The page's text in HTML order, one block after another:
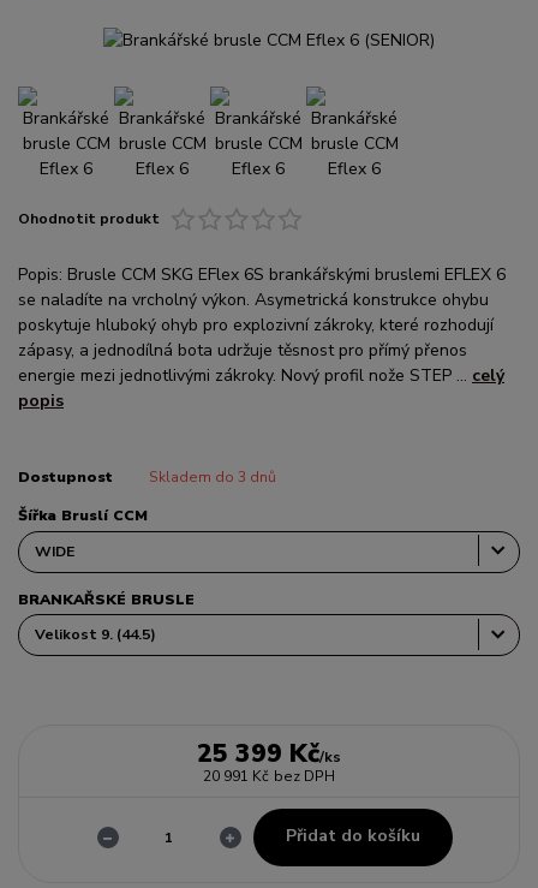
Ohodnotit produkt
Popis: Brusle CCM SKG EFlex 6S brankářskými bruslemi EFLEX 6
se naladíte na vrcholný výkon. Asymetrická konstrukce ohybu
poskytuje hluboký ohyb pro explozivní zákroky, které rozhodují
zápasy, a jednodílná bota udržuje těsnost pro přímý přenos
energie mezi jednotlivými zákroky. Nový profil nože STEP ... celý
popis
Dostupnost Skladem do 3 dnů
Šířka Bruslí CCM
BRANKAŘSKÉ BRUSLE
25 399 Kč/ks
20 991 Kč bez DPH
Přidat do košíku